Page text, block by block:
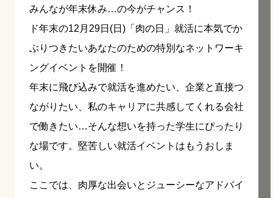
みんなが年末休み…の今がチャンス！
ド年末の12月29日(日)「肉の日」就活に本気でか
ぶりつきたいあなたのための特別なネットワーキ
ングイベントを開催！
年末に飛び込みで就活を進めたい、企業と直接つ
ながりたい、私のキャリアに共感してくれる会社
で働きたい…そんな想いを持った学生にぴったり
な場です。堅苦しい就活イベントはもうおしま
い。
ここでは、肉厚な出会いとジューシーなアドバイ